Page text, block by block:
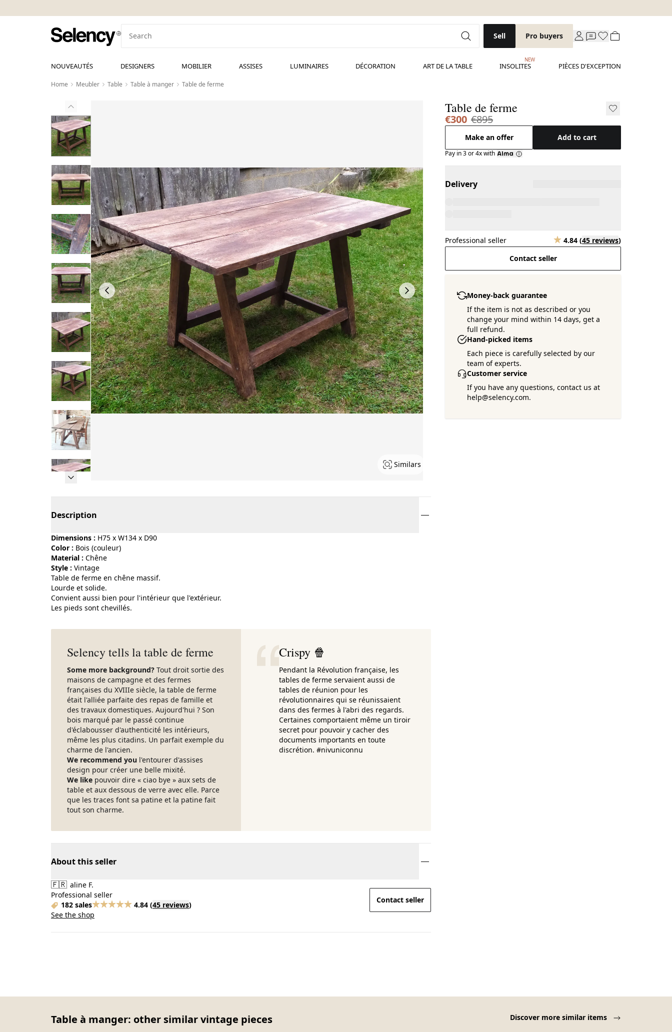
Sell Pro buyers
NOUVEAUTÉS DESIGNERS MOBILIER ASSISES LUMINAIRES DÉCORATION ART DE LA TABLE INSOLITES
NEW
PIÈCES D'EXCEPTION
Home Meubler Table Table à manger Table de ferme
Similars
Table de ferme
€300 €895
Make an offer Add to cart
Pay in 3 or 4x with
Delivery
Professional seller 4.84 (45 reviews)
Contact seller
Money-back guarantee
If the item is not as described or you
change your mind within 14 days, get a
full refund.
Hand-picked items
Each piece is carefully selected by our
team of experts.
Customer service
If you have any questions, contact us at
help@selency.com.
Description
Dimensions : H75 x W134 x D90
Color :
bois (couleur)
Material :
chêne
Style :
vintage
Table de ferme en chêne massif.
Lourde et solide.
Convient aussi bien pour l'intérieur que l'extérieur.
Les pieds sont chevillés.
Selency tells la table de ferme
Some more background? Tout droit sortie des
maisons de campagne et des fermes
françaises du XVIIIe siècle, la table de ferme
était l'alliée parfaite des repas de famille et
des travaux domestiques. Aujourd'hui ? Son
bois marqué par le passé continue
d'éclabousser d'authenticité les intérieurs,
même les plus citadins. Un parfait exemple du
charme de l'ancien.
We recommend you l'entourer d'assises
design pour créer une belle mixité.
We like pouvoir dire « ciao bye » aux sets de
table et aux dessous de verre avec elle. Parce
que les traces font sa patine et la patine fait
tout son charme.
Crispy 🍿
Pendant la Révolution française, les
tables de ferme servaient aussi de
tables de réunion pour les
révolutionnaires qui se réunissaient
dans des fermes à l'abri des regards.
Certaines comportaient même un tiroir
secret pour pouvoir y cacher des
documents importants en toute
discrétion. #nivuniconnu
About this seller
🇫🇷 aline F.
Professional seller
182 sales
4.84 (45 reviews)
See the shop
Contact seller
Table à manger: other similar vintage pieces Discover more similar items